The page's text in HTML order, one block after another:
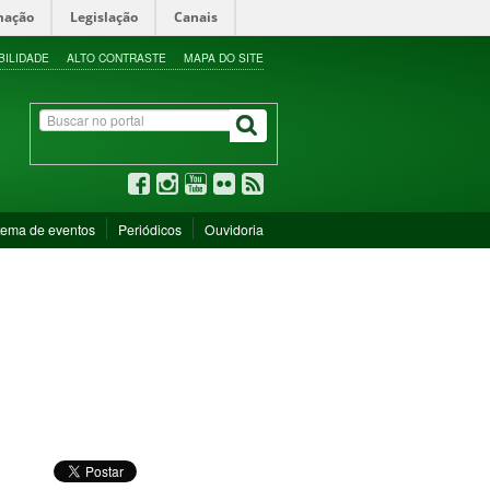
Legislação Canais
ALTO CONTRASTE MAPA DO SITE
de eventos Periódicos Ouvidoria